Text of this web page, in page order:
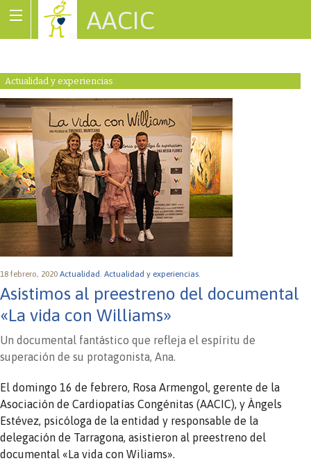
AACIC
Actualidad y experiencias
18 febrero, 2020 Actualidad. Actualidad y experiencias.
Asistimos al preestreno del documental
«La vida con Williams»
Un documental fantástico que refleja el espíritu de
superación de su protagonista, Ana.
El domingo 16 de febrero, Rosa Armengol, gerente de la
Asociación de Cardiopatías Congénitas (AACIC), y Àngels
Estévez, psicóloga de la entidad y responsable de la
delegación de Tarragona, asistieron al preestreno del
documental «La vida con Wiliams».